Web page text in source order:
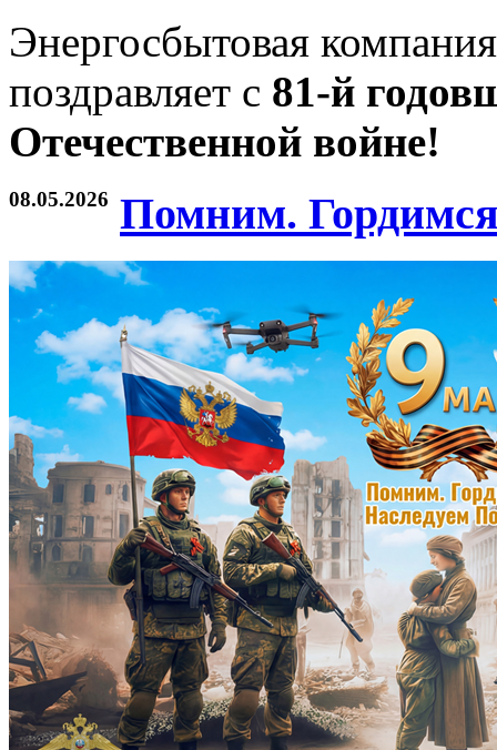
Энергосбытовая
поздравляет с 81-й
Отечественной войне!
08.05.2026 Помним.